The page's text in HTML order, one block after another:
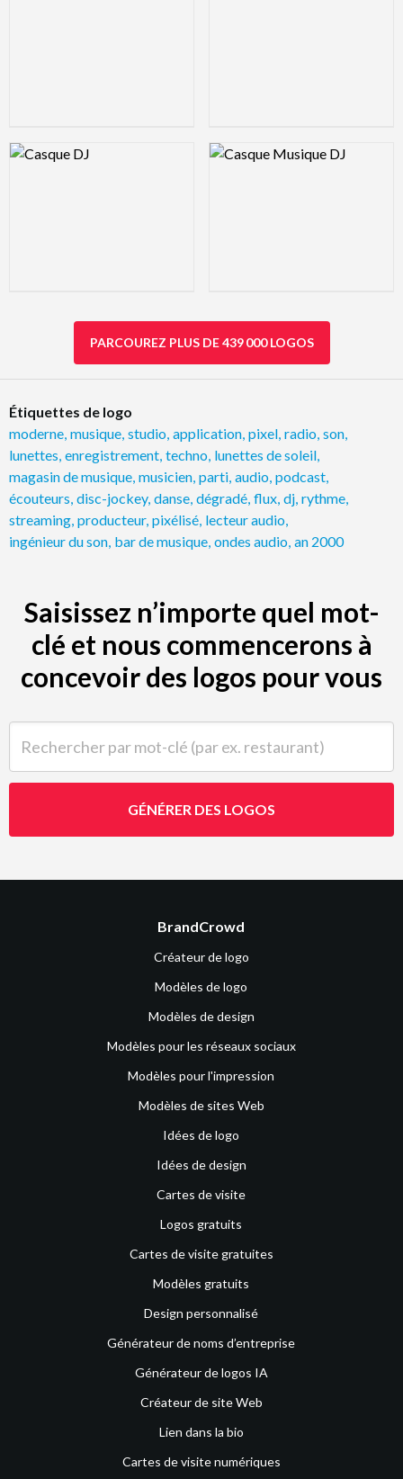
Logo Preview Image Logo Preview Image
PARCOUREZ PLUS DE 439 000 LOGOS
Étiquettes de logo
moderne musique studio application pixel radio son
lunettes enregistrement techno lunettes de soleil
magasin de musique musicien parti audio podcast
écouteurs disc-jockey, danse dégradé flux dj rythme
streaming producteur, pixélisé lecteur audio
ingénieur du son bar de musique ondes audio an 2000
Saisissez n’importe quel mot-
clé et nous commencerons à
concevoir des logos pour vous
GÉNÉRER DES LOGOS
BrandCrowd
Créateur de logo
Modèles de logo
Modèles de design
Modèles pour les réseaux sociaux
Modèles pour l'impression
Modèles de sites Web
Idées de logo
Idées de design
Cartes de visite
Logos gratuits
Cartes de visite gratuites
Modèles gratuits
Design personnalisé
Générateur de noms d’entreprise
Générateur de logos IA
Créateur de site Web
Lien dans la bio
Cartes de visite numériques